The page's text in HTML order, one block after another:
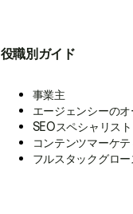
役職別ガイド
事業主
エージェンシーのオ
SEOスペシャリスト
コンテンツマーケ
フルスタックグロ